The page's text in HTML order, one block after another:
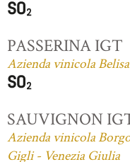
PASSERINA IGT
Azienda vinicola
SAUVIGNON
Azienda vinicola
Gigli - Venezia Giulia